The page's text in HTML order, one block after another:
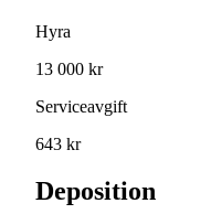
Hyra
13 000 kr
Serviceavgift
643 kr
Deposition